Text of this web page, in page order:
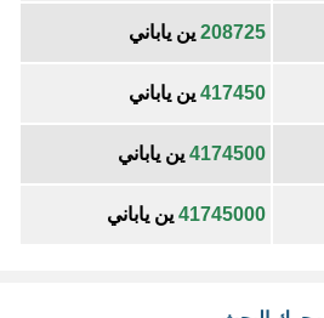
208725 ين ياباني
417450 ين ياباني
4174500 ين ياباني
41745000 ين ياباني